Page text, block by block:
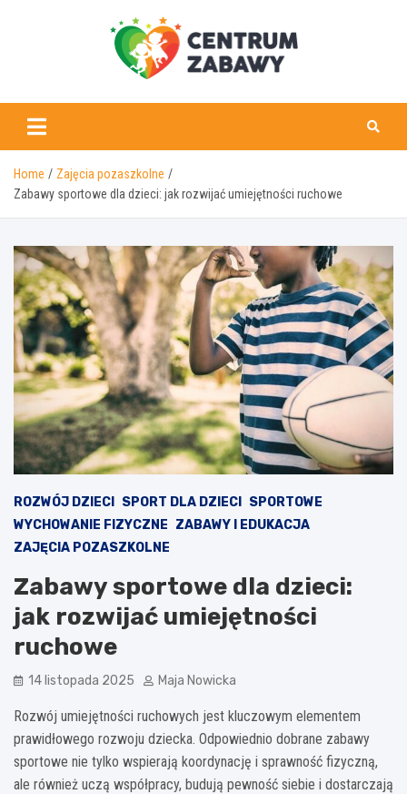
centrumzabawy.pl
Home
Zajęcia pozaszkolne
Zabawy sportowe dla dzieci: jak rozwijać umiejętności ruchowe
ROZWÓJ DZIECI SPORT DLA DZIECI
SPORTOWE
WYCHOWANIE FIZYCZNE ZABAWY I EDUKACJA
ZAJĘCIA POZASZKOLNE
Zabawy sportowe dla dzieci:
jak rozwijać umiejętności
ruchowe
14 listopada 2025 Maja Nowicka
Rozwój umiejętności ruchowych jest kluczowym elementem
prawidłowego rozwoju dziecka. Odpowiednio dobrane zabawy
sportowe nie tylko wspierają koordynację i sprawność fizyczną,
ale również uczą współpracy, budują pewność siebie i dostarczają